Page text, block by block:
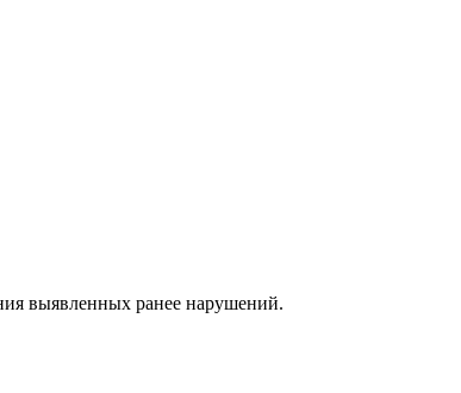
выявленных ранее нарушений.